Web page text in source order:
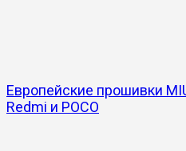
Европейские прошивки
Redmi и POCO